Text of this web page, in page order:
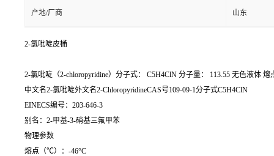
产地/厂商 山东
2-氯吡啶皮桶
2-氯吡啶（2-chloropyridine）分子式： C5H4ClN 分子量： 113.55 无色液体
中文名2-氯吡啶外文名2-ChloropyridineCAS号109-09-1分子式C5H4ClN
EINECS编号：203-646-3
别名：2-甲基-3-硝基三氟甲苯
物理参数
熔点（℃）：-46°C